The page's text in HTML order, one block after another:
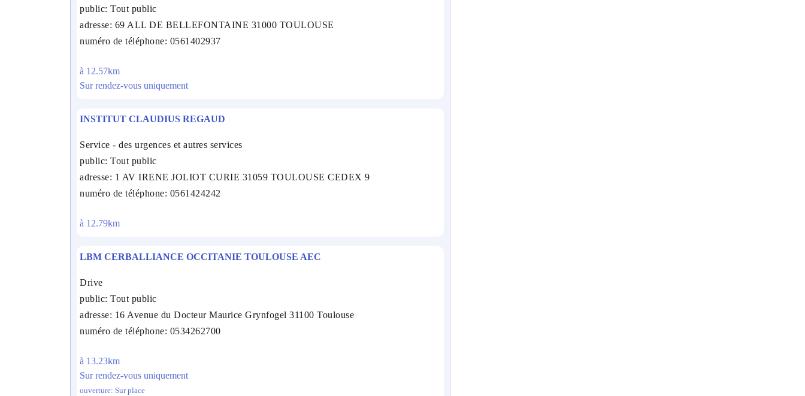
public: Tout public
adresse: 69 ALL DE BELLEFONTAINE 31000 TOULOUSE
numéro de téléphone: 0561402937
à 12.57km
Sur rendez-vous uniquement
INSTITUT CLAUDIUS REGAUD
Service - des urgences et autres services
public: Tout public
adresse: 1 AV IRENE JOLIOT CURIE 31059 TOULOUSE CEDEX 9
numéro de téléphone: 0561424242
à 12.79km
LBM CERBALLIANCE OCCITANIE TOULOUSE AEC
Drive
public: Tout public
adresse: 16 Avenue du Docteur Maurice Grynfogel 31100 Toulouse
numéro de téléphone: 0534262700
à 13.23km
Sur rendez-vous uniquement
ouverture: Sur place